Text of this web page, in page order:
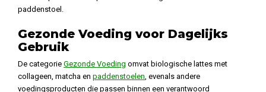
paddenstoel.
Gezonde Voeding voor Dagelijks
Gebruik
De categorie Gezonde Voeding omvat biologische lattes met
collageen, matcha en paddenstoelen, evenals andere
voedingsproducten die passen binnen een verantwoord